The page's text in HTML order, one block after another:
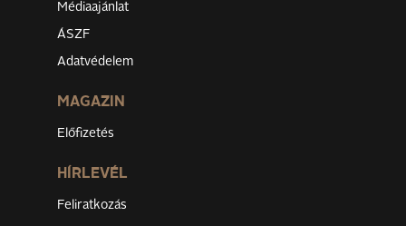
Médiaajánlat
ÁSZF
Adatvédelem
MAGAZIN
Előfizetés
HÍRLEVÉL
Feliratkozás